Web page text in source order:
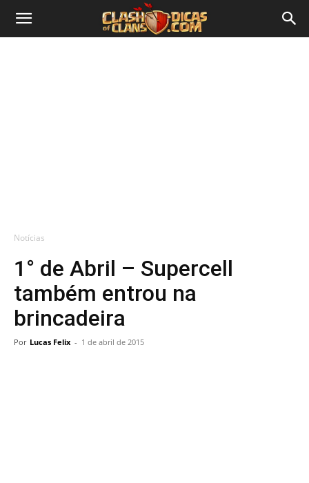
Notícias
1° de Abril – Supercell
também entrou na
brincadeira
Por Lucas Felix - 1 de abril de 2015